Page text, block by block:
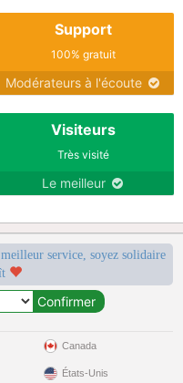
Support
100% gratuit
Modérateurs à l'écoute
Visiteurs
Très visité
Le meilleur
service, soyez solidaire
Canada
États-Unis